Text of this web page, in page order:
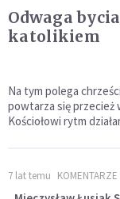
Odwaga bycia
katolikiem
Na tym polega
powtarza się przecież
Kościołowi rytm
7 lat temu